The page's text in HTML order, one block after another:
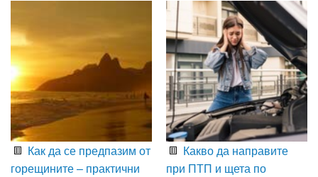
Как да се предпазим от
горещините – практични
Какво да направите
при ПТП и щета по